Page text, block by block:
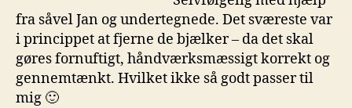
fra såvel Jan og undertegnede. Det sværeste var
i princippet at fjerne de bjælker – da det skal
gøres fornuftigt, håndværksmæssigt korrekt og
gennemtænkt. Hvilket ikke så godt passer til
mig 🙂